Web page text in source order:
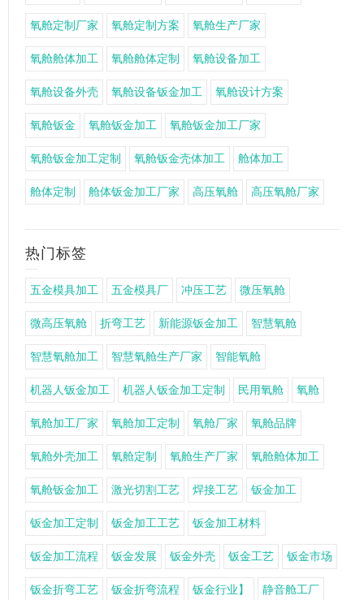
氧舱定制厂家 氧舱定制方案 氧舱生产厂家
氧舱舱体加工 氧舱舱体定制 氧舱设备加工
氧舱设备外壳 氧舱设备钣金加工 氧舱设计方案
氧舱钣金 氧舱钣金加工 氧舱钣金加工厂家
氧舱钣金加工定制 氧舱钣金壳体加工 舱体加工
舱体定制 舱体钣金加工厂家 高压氧舱 高压氧舱厂家
热门标签
五金模具加工 五金模具厂 冲压工艺 微压氧舱
微高压氧舱 折弯工艺 新能源钣金加工 智慧氧舱
智慧氧舱加工 智慧氧舱生产厂家 智能氧舱
机器人钣金加工 机器人钣金加工定制 民用氧舱 氧舱
氧舱加工厂家 氧舱加工定制 氧舱厂家 氧舱品牌
氧舱外壳加工 氧舱定制 氧舱生产厂家 氧舱舱体加工
氧舱钣金加工 激光切割工艺 焊接工艺 钣金加工
钣金加工定制 钣金加工工艺 钣金加工材料
钣金加工流程 钣金发展 钣金外壳 钣金工艺 钣金市场
钣金折弯工艺 钣金折弯流程 钣金行业】 静音舱工厂